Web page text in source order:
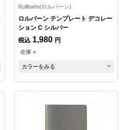
Rollbahn(ロルバーン)
ロルバーン テンプレート デコレー
ション C シルバー
税込 1,980 円
在庫 ×
カラーをみる